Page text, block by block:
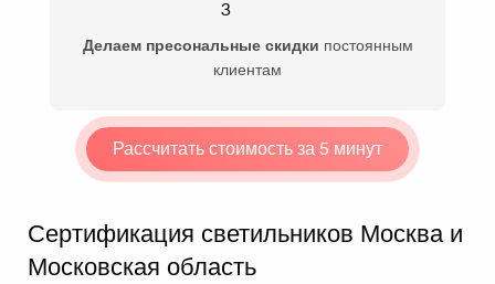
Делаем пресональные скидки постоянным
клиентам
Рассчитать стоимость за 5 минут
Сертификация светильников Москва и
Московская область